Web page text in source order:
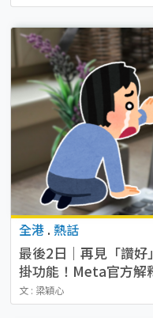
全港 . 熱話
最後2日｜再見「讚
掛功能！Meta官方解
文 : 梁穎心